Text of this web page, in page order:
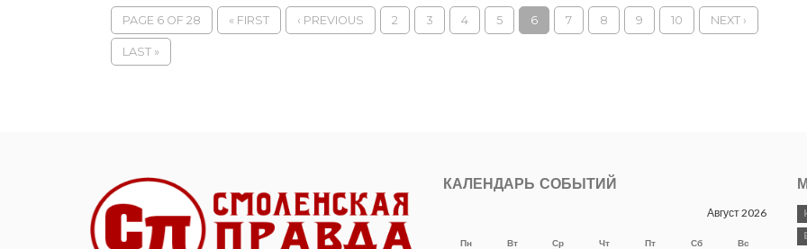
вооруженного...
PAGE 6 OF 28 « FIRST ‹ PREVIOUS 2 3 4 5 6 7 8 9 10 NEXT ›
LAST »
КАЛЕНДАРЬ СОБЫТИЙ
Август 2026
Пн Вт Ср Чт Пт Сб Вс